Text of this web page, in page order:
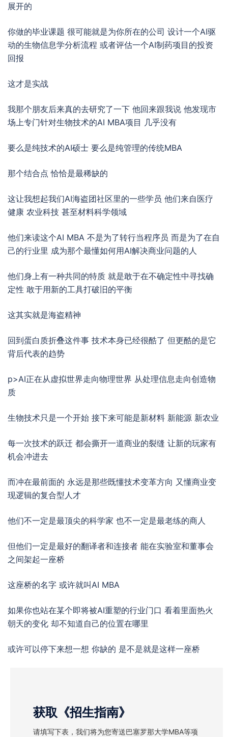
展开的
你做的毕业课题 很可能就是为你所在的公司 设计一个AI驱
动的生物信息学分析流程 或者评估一个AI制药项目的投资
回报
这才是实战
我那个朋友后来真的去研究了一下 他回来跟我说 他发现市
场上专门针对生物技术的AI MBA项目 几乎没有
要么是纯技术的AI硕士 要么是纯管理的传统MBA
那个结合点 恰恰是最稀缺的
这让我想起我们AI海盗团社区里的一些学员 他们来自医疗
健康 农业科技 甚至材料科学领域
他们来读这个AI MBA 不是为了转行当程序员 而是为了在自
己的行业里 成为那个最懂如何用AI解决商业问题的人
他们身上有一种共同的特质 就是敢于在不确定性中寻找确
定性 敢于用新的工具打破旧的平衡
这其实就是海盗精神
回到蛋白质折叠这件事 技术本身已经很酷了 但更酷的是它
背后代表的趋势
p>AI正在从虚拟世界走向物理世界 从处理信息走向创造物
质
生物技术只是一个开始 接下来可能是新材料 新能源 新农业
每一次技术的跃迁 都会撕开一道商业的裂缝 让新的玩家有
机会冲进去
而冲在最前面的 永远是那些既懂技术变革方向 又懂商业变
现逻辑的复合型人才
他们不一定是最顶尖的科学家 也不一定是最老练的商人
但他们一定是最好的翻译者和连接者 能在实验室和董事会
之间架起一座桥
这座桥的名字 或许就叫AI MBA
如果你也站在某个即将被AI重塑的行业门口 看着里面热火
朝天的变化 却不知道自己的位置在哪里
或许可以停下来想一想 你缺的 是不是就是这样一座桥
获取《招生指南》
请填写下表，我们将为您寄送巴塞罗那大学MBA等项